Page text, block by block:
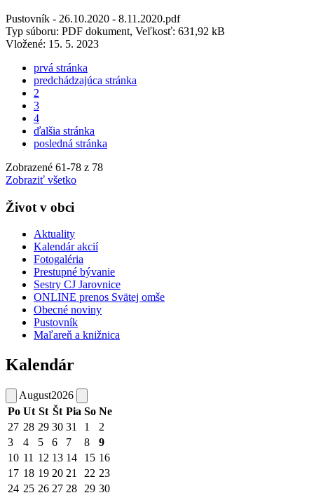
Pustovník - 26.10.2020 - 8.11.2020.pdf
Typ súboru: PDF dokument, Veľkosť: 631,92 kB
Vložené: 15. 5. 2023
prvá stránka
predchádzajúca stránka
2
3
4
ďalšia stránka
posledná stránka
Zobrazené 61-78 z 78
Zobraziť všetko
Život v obci
Aktuality
Kalendár akcií
Fotogaléria
Prestupné bývanie
Sestry CJ Jarovnice
ONLINE prenos Svätej omše
Obecné noviny
Pustovník
Maľareň a knižnica
Kalendár
August2026
Po Ut St Št Pia So Ne
27 28 29 30 31 1
2
3
4 5 6 7 8
9
10 11 12 13 14 15 16
17 18 19 20 21 22 23
24 25 26 27 28 29 30